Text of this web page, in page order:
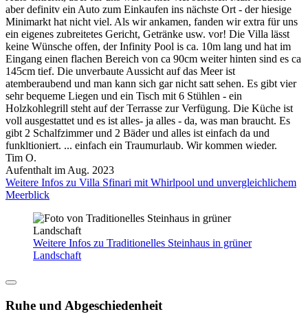
aber definitv ein Auto zum Einkaufen ins nächste Ort - der hiesige
Minimarkt hat nicht viel. Als wir ankamen, fanden wir extra für uns
ein eigenes zubreitetes Gericht, Getränke usw. vor! Die Villa lässt
keine Wünsche offen, der Infinity Pool is ca. 10m lang und hat im
Eingang einen flachen Bereich von ca 90cm weiter hinten sind es ca
145cm tief. Die unverbaute Aussicht auf das Meer ist
atemberaubend und man kann sich gar nicht satt sehen. Es gibt vier
sehr bequeme Liegen und ein Tisch mit 6 Stühlen - ein
Holzkohlegrill steht auf der Terrasse zur Verfügung. Die Küche ist
voll ausgestattet und es ist alles- ja alles - da, was man braucht. Es
gibt 2 Schalfzimmer und 2 Bäder und alles ist einfach da und
funkltioniert. ... einfach ein Traumurlaub. Wir kommen wieder.
Tim O.
Aufenthalt im Aug. 2023
Weitere Infos zu Villa Sfinari mit Whirlpool und unvergleichlichem
Meerblick
Weitere Infos zu Traditionelles Steinhaus in grüner
Landschaft
Ruhe und Abgeschiedenheit